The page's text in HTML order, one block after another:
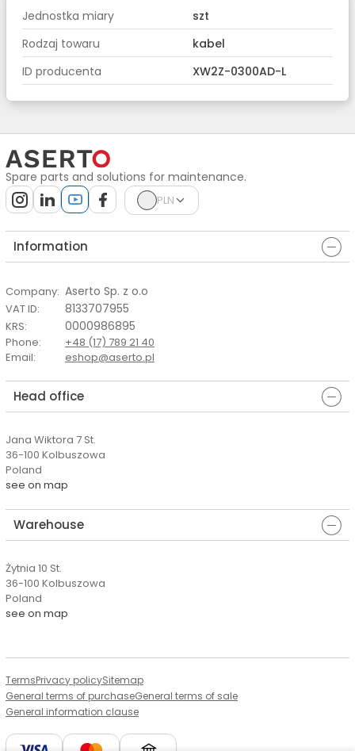
Jednostka miary
szt
Rodzaj towaru
kabel
ID producenta
XW2Z-0300AD-L
Spare parts and solutions for maintenance.
PLN
Information
Company: Aserto Sp. z o.o
VAT ID: 8133707955
KRS: 0000986895
Phone:
+48 (17) 789 21 40
Email: eshop@aserto.pl
Head office
Jana Wiktora 7 St.
36-100 Kolbuszowa
Poland
see on map
Warehouse
Żytnia 10 St.
36-100 Kolbuszowa
Poland
see on map
TermsPrivacy policySitemap
General terms of purchaseGeneral terms of sale
General information clause